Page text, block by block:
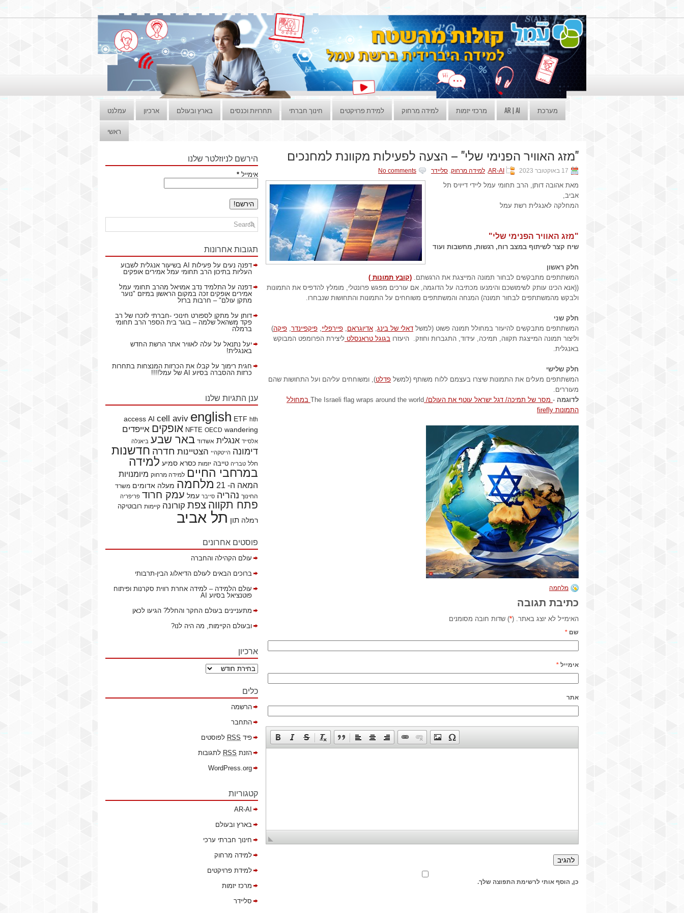
עמלנט ארכיון בארץ ובעולם תחרויות וכנסים חינוך חברתי למידת פרויקטים למידה מרחוק מרכזי יזמות AR | AI מערכת
ראשי
"מזג האוויר הפנימי שלי" – הצעה לפעילות מקוונת למחנכים
17 באוקטובר 2023 AR-AI
, למידה מרחוק, סליידר No comments
מאת אהובה דותן, הרב תחומי עמל ליידי דייויס תל
אביב,
המחלקה לאנגלית רשת עמל
"מזג האוויר הפנימי שלי"
שיח קצר לשיתוף במצב רוח, רגשות, מחשבות ועוד
חלק ראשון
המשתתפים מתבקשים לבחור תמונה המייצגת את הרגשתם. (קובץ תמונות )
((אנא הכינו עותק לשימושכם והימנעו מכתיבה על הדוגמה, אם עורכים מפגש פרונטלי, מומלץ להדפיס את התמונות
ולבקש מהמשתתפים לבחור תמונה) המנחה והמשתתפים משוחחים על התמונות והתחושות שנבחרו.
חלק שני
המשתתפים מתבקשים להיעזר במחולל תמונה פשוט (למשל דאלי של בינג, אדיוגראם, פיירפליי, פיקפיינדר, פיקה)
וליצור תמונה המייצגת תקווה, תמיכה, עידוד, התגברות וחוזק. היעזרו בגוגל טראנסלט ליצירת הפרומפט המבוקש
באנגלית.
חלק שלישי
המשתתפים מעלים את התמונות שיצרו בעצמם ללוח משותף (למשל פדלט), ומשוחחים עליהם ועל התחושות שהם
מעוררים.
לדוגמה - מסר של תמיכה/ דגל ישראל עוטף את העולם/ The Israeli flag wraps around the world במחולל
התמונות firefly
מלחמה
כתיבת תגובה
האימייל לא יוצג באתר. (*) שדות חובה מסומנים
שם *
אימייל *
אתר
כן, הוסף אותי לרשימת התפוצה שלך.
הירשם לניוזלטר שלנו
אימייל *
תגובות אחרונות
דפנה נעים על
פעילות AI בשיעור אנגלית לשבוע
העליות בתיכון הרב תחומי עמל אמירים אופקים
דפנה על התלמיד נדב אמויאל מהרב תחומי עמל
אמירים אופקים זכה במקום הראשון במיזם "נוער
מתקן עולם" – חרבות ברזל
דותן על מתקן לספורט חינוכי -חברתי לזכרו של רב
פקד משהאל שלמה – בוגר בית הספר הרב תחומי
ברמלה
יעל נתנאל על עלה לאוויר אתר הרשת החדש
באנגלית!
חגית רימוך על קבלו את הכרזות המנצחות בתחרות
כרזות ההסברה בסיוע AI של עמל!!!!
ענן התגיות שלנו
access AI cell aviv english ETF hth
NFTE OECD wandering אופקים אייפדים
אלסייד אנגלית אשדוד באר שבע ביאנלה
דימונה הייטקהיי הצטיינות חדרה חדשנות
חלל טבריה טייבה יזמות כסרא סמיע למידה
במרחבי החיים למידה מרחוק מיומנויות
המאה ה- 21
מלחמה מעלה אדומים משרד
החינוך נהריה סייבר עמל עמק חרוד פריפריה
פתח תקווה צפת קורונה קיימות רובוטיקה
רמלה תון תל אביב
פוסטים אחרונים
עולם הקהילה והחברה
ברוכים הבאים לעולם הדיאלוג הבין-תרבותי
עולם הלמידה – למידה אחרת רווית סקרנות ופיתוח
פוטנציאל בסיוע AI
מתעניינים בעולם החקר והחלל? הגיעו לכאן
ובעולם הקיימות, מה היה לנו?
ארכיון
כלים
הרשמה
התחבר
פיד RSS לפוסטים
הזנת RSS לתגובות
WordPress.org
קטגוריות
AR-AI
בארץ ובעולם
חינוך חברתי ערכי
למידה מרחוק
למידת פרויקטים
מרכז יזמות
סליידר